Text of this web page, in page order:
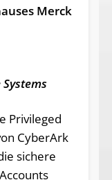
Merck
Privileged
CyberArk
sichere